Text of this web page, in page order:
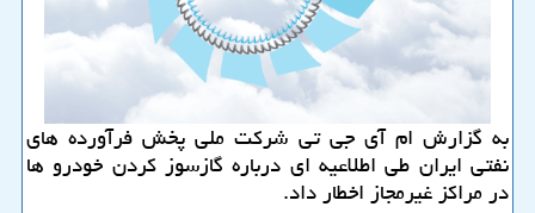
به گزارش ام آی جی تی شركت ملی پخش فرآورده های
نفتی ایران طی اطلاعیه ای درباره گازسوز كردن خودرو ها
در مراكز غیرمجاز اخطار داد.